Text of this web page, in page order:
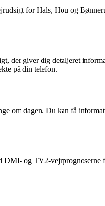
for Hals, Hou og
der giver dig detaljeret
på din telefon.
om dagen. Du kan få
og TV2-vejrprognoserne